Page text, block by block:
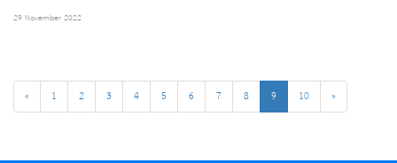
29 November 2022
« 1 2 3 4 5 6 7 8 9 10 »